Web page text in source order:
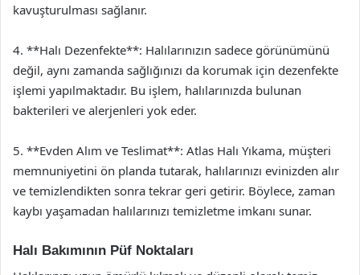
kavuşturulması sağlanır.
4. **Halı Dezenfekte**: Halılarınızın sadece görünümünü
değil, aynı zamanda sağlığınızı da korumak için dezenfekte
işlemi yapılmaktadır. Bu işlem, halılarınızda bulunan
bakterileri ve alerjenleri yok eder.
5. **Evden Alım ve Teslimat**: Atlas Halı Yıkama, müşteri
memnuniyetini ön planda tutarak, halılarınızı evinizden alır
ve temizlendikten sonra tekrar geri getirir. Böylece, zaman
kaybı yaşamadan halılarınızı temizletme imkanı sunar.
Halı Bakımının Püf Noktaları